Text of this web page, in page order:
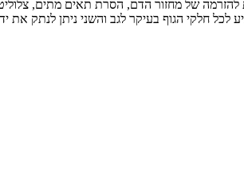
של מחזור הדם, הסרת תאים מתים,
חלקי הגוף בעיקר לגב והשני ניתן לנתק